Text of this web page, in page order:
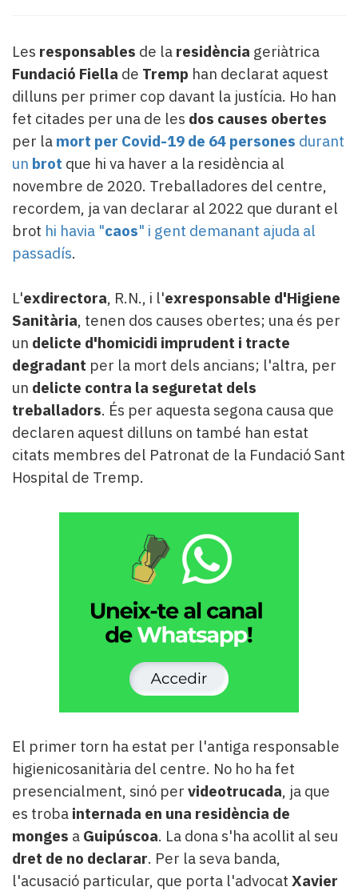
Lo
més
llegit...
Editorial
Les responsables de la residència geriàtrica
Fundació Fiella de Tremp han declarat aquest
dilluns per primer cop davant la justícia. Ho han
fet citades per una de les dos causes obertes
per la mort per Covid-19 de 64 persones durant
un brot que hi va haver a la residència al
novembre de 2020. ​Treballadores del centre,
recordem, ja van declarar al 2022 que durant el
brot hi havia "caos" i gent demanant ajuda al
passadís.
L'exdirectora, R.N., i l'exresponsable d'Higiene
Sanitària, tenen dos causes obertes; una és per
un delicte d'homicidi imprudent i tracte
degradant per la mort dels ancians; l'altra, per
un delicte contra la seguretat dels
treballadors. És per aquesta segona causa que
declaren aquest dilluns on també han estat
citats membres del Patronat de la Fundació Sant
Hospital de Tremp.
El primer torn ha estat per l'antiga responsable
higienicosanitària del centre. No ho ha fet
presencialment, sinó per videotrucada, ja que
es troba internada en una residència de
monges a Guipúscoa. La dona s'ha acollit al seu
dret de no declarar. Per la seva banda,
l'acusació particular, que porta l'advocat Xavier